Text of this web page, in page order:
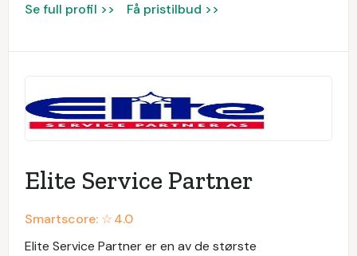
Se full profil >> Få pristilbud >>
Elite Service Partner
Smartscore: ☆4.0
Elite Service Partner er en av de største